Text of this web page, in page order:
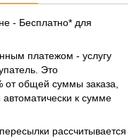
- Бесплатно* для
платежом - услугу
Это
общей суммы заказа,
к сумме
рассчитывается